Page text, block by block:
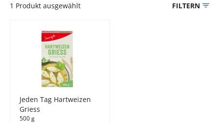
1 Produkt ausgewählt FILTERN
Jeden Tag Hartweizen
Griess
500 g